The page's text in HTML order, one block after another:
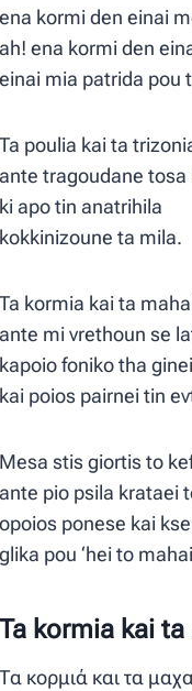
ena kormi den einai
ah! ena kormi den
einai mia patrida pou
Ta poulia kai ta
ante tragoudane tosa
ki apo tin anatrihila
kokkinizoune ta mila.
Ta kormia kai ta
ante mi vrethoun se
kapoio foniko tha ginei
kai poios pairnei tin
Mesa stis giortis to
ante pio psila krataei
opoios ponese kai
glika pou ‘hei to
Ta kormia kai ta
Τα κορμιά και τα